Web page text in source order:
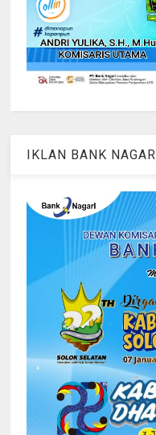
IKLAN BANK NAGARI